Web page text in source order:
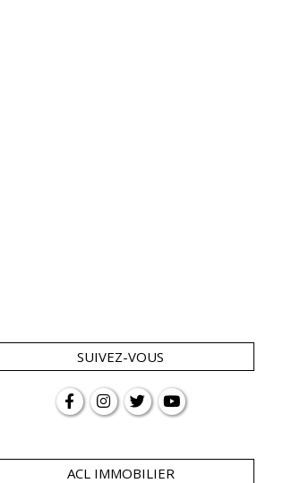
SUIVEZ-VOUS
ACL IMMOBILIER